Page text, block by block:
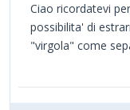
Ciao ricordatevi
possibilita' di
"virgola" come